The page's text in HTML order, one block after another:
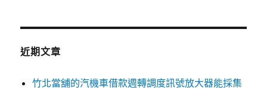
鍵
近期文章
竹北當舖的汽機車借款週轉調度訊號放大器能採集